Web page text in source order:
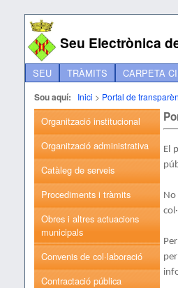
Seu Electrònica
SEU TRÀMITS CARPETA
Sou aquí: Inici > Portal de
Organització institucional
Organització administrativa
Catàleg de serveis
Procediments i tràmits
Obres i altres actuacions
municipals
Convenis de col·laboració
Contractació pública
El